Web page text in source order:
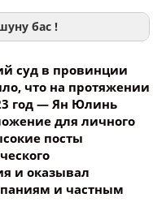
бас !
суд в провинции
что на протяжении
год — Ян Юлинь
для личного
посты
и оказывал
и частным